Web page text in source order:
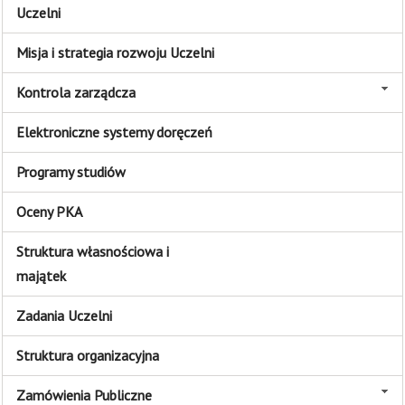
Uczelni
Misja i strategia rozwoju Uczelni
Kontrola zarządcza
Elektroniczne systemy doręczeń
Programy studiów
Oceny PKA
Struktura własnościowa i
majątek
Zadania Uczelni
Struktura organizacyjna
Zamówienia Publiczne